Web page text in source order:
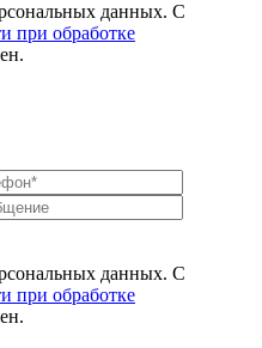
данных. С
при обработке
данных. С
при обработке